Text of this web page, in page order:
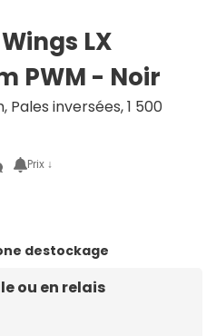
LX
PWM - Noir
Pales inversées, 1 500
Prix ↓
destockage
ou en relais